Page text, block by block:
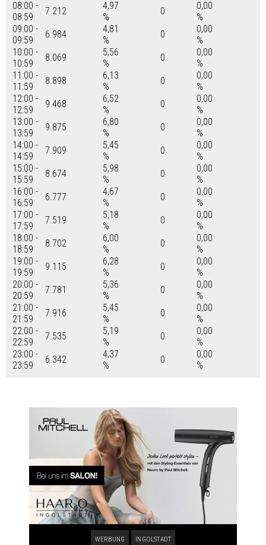
08:00 -
08:59
7.212
4,97
%
0
0,00
%
09:00 -
09:59
6.984
4,81
%
0
0,00
%
10:00 -
10:59
8.069
5,56
%
0
0,00
%
11:00 -
11:59
8.898
6,13
%
0
0,00
%
12:00 -
12:59
9.468
6,52
%
0
0,00
%
13:00 -
13:59
9.875
6,80
%
0
0,00
%
14:00 -
14:59
7.909
5,45
%
0
0,00
%
15:00 -
15:59
8.674
5,98
%
0
0,00
%
16:00 -
16:59
6.777
4,67
%
0
0,00
%
17:00 -
17:59
7.519
5,18
%
0
0,00
%
18:00 -
18:59
8.702
6,00
%
0
0,00
%
19:00 -
19:59
9.115
6,28
%
0
0,00
%
20:00 -
20:59
7.781
5,36
%
0
0,00
%
21:00 -
21:59
7.916
5,45
%
0
0,00
%
22:00 -
22:59
7.535
5,19
%
0
0,00
%
23:00 -
23:59
6.342
4,37
%
0
0,00
%
WERBUNG INGOLSTADT